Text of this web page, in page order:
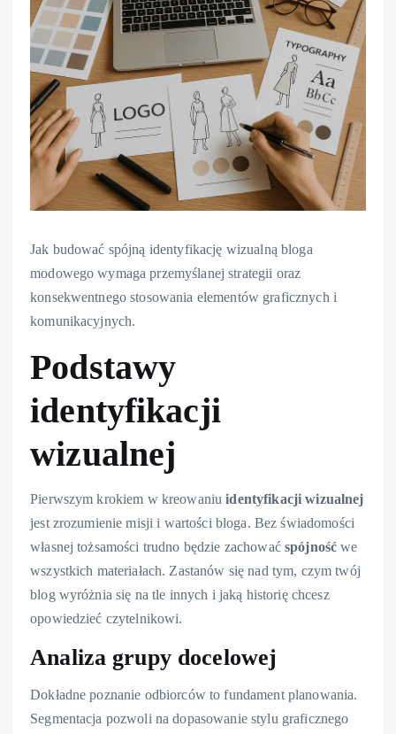
Jak budować spójną identyfikację wizualną bloga
modowego wymaga przemyślanej strategii oraz
konsekwentnego stosowania elementów graficznych i
komunikacyjnych.
Podstawy
identyfikacji
wizualnej
Pierwszym krokiem w kreowaniuidentyfikacji wizualnej
jest zrozumienie misji i wartości bloga. Bez świadomości
własnej tożsamości trudno będzie zachować spójność we
wszystkich materiałach. Zastanów się nad tym, czym twój
blog wyróżnia się na tle innych i jaką historię chcesz
opowiedzieć czytelnikowi.
Analiza grupy docelowej
Dokładne poznanie odbiorców to fundament planowania.
Segmentacja pozwoli na dopasowanie stylu graficznego